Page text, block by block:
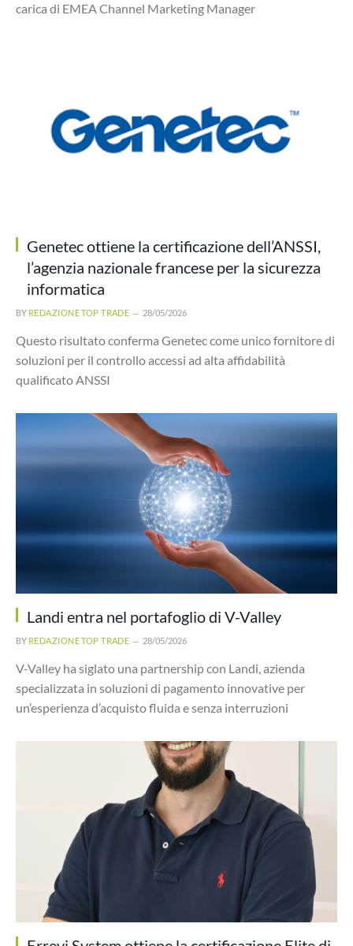
carica di EMEA Channel Marketing Manager
Genetec ottiene la certificazione dell’ANSSI,
l’agenzia nazionale francese per la sicurezza
informatica
BY REDAZIONE TOP TRADE 28/05/2026
Questo risultato conferma Genetec come unico fornitore di
soluzioni per il controllo accessi ad alta affidabilità
qualificato ANSSI
Landi entra nel portafoglio di V-Valley
BY REDAZIONE TOP TRADE 28/05/2026
V-Valley ha siglato una partnership con Landi, azienda
specializzata in soluzioni di pagamento innovative per
un’esperienza d’acquisto fluida e senza interruzioni